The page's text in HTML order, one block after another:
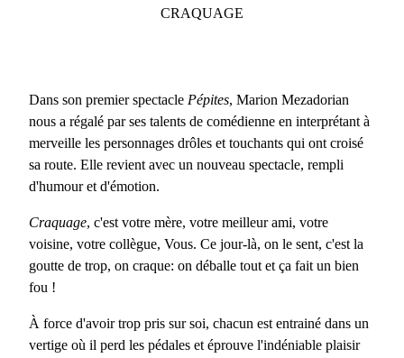
CRAQUAGE
Dans son premier spectacle Pépites, Marion Mezadorian
nous a régalé par ses talents de comédienne en interprétant à
merveille les personnages drôles et touchants qui ont croisé
sa route. Elle revient avec un nouveau spectacle, rempli
d'humour et d'émotion.
Craquage, c'est votre mère, votre meilleur ami, votre
voisine, votre collègue, Vous. Ce jour-là, on le sent, c'est la
goutte de trop, on craque: on déballe tout et ça fait un bien
fou !
À force d'avoir trop pris sur soi, chacun est entrainé dans un
vertige où il perd les pédales et éprouve l'indéniable plaisir